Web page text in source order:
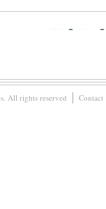
All rights reserved Contact